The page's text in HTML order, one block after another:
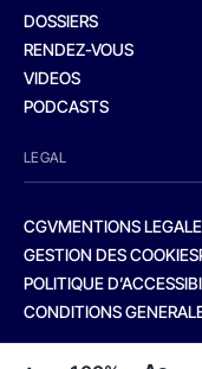
DOSSIERS
RENDEZ-VOUS
VIDEOS
PODCASTS
LEGAL
CGVMENTIONS
GESTION DES COOKIES
POLITIQUE
CONDITIONS